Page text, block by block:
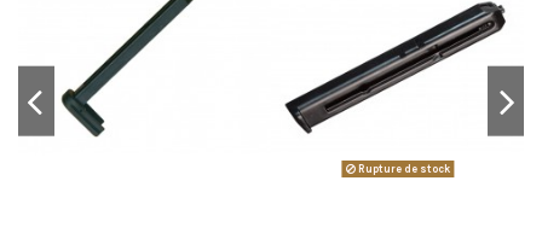
Rupture de stock